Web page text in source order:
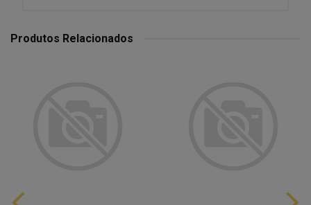
Produtos Relacionados